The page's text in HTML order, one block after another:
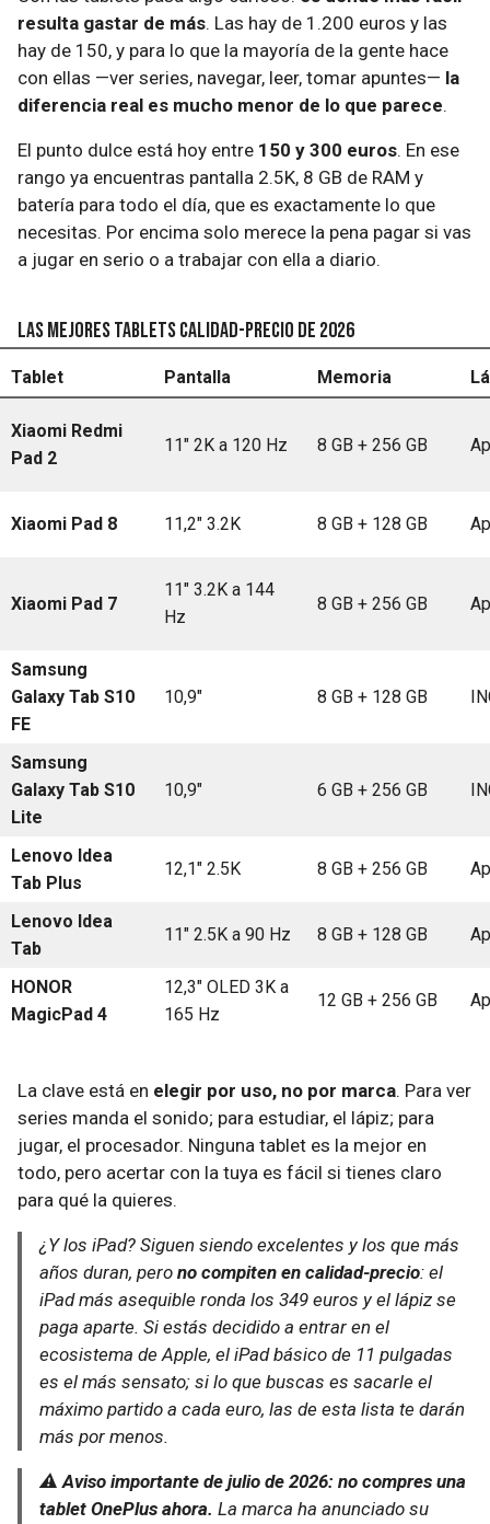
resulta gastar de más. Las hay de 1.200 euros y las
hay de 150, y para lo que la mayoría de la gente hace
con ellas —ver series, navegar, leer, tomar apuntes— la
diferencia real es mucho menor de lo que parece.
El punto dulce está hoy entre 150 y 300 euros. En ese
rango ya encuentras pantalla 2.5K, 8 GB de RAM y
batería para todo el día, que es exactamente lo que
necesitas. Por encima solo merece la pena pagar si vas
a jugar en serio o a trabajar con ella a diario.
Las mejores tablets calidad-precio de 2026
Tablet Pantalla Memoria
Xiaomi Redmi
Pad 2
11" 2K a 120 Hz 8 GB + 256 GB
Xiaomi Pad 8 11,2" 3.2K 8 GB + 128 GB
Xiaomi Pad 7
11" 3.2K a 144
Hz
8 GB + 256 GB
Samsung
Galaxy Tab S10
FE
10,9" 8 GB + 128 GB
Samsung
Galaxy Tab S10
Lite
10,9" 6 GB + 256 GB
Lenovo Idea
Tab Plus
12,1" 2.5K 8 GB + 256 GB
Lenovo Idea
Tab
11" 2.5K a 90 Hz 8 GB + 128 GB
HONOR
MagicPad 4
12,3" OLED 3K a
165 Hz
12 GB + 256 GB
La clave está en elegir por uso, no por marca. Para ver
series manda el sonido; para estudiar, el lápiz; para
jugar, el procesador. Ninguna tablet es la mejor en
todo, pero acertar con la tuya es fácil si tienes claro
para qué la quieres.
¿Y los iPad? Siguen siendo excelentes y los que más
años duran, pero no compiten en calidad-precio: el
iPad más asequible ronda los 349 euros y el lápiz se
paga aparte. Si estás decidido a entrar en el
ecosistema de Apple, el iPad básico de 11 pulgadas
es el más sensato; si lo que buscas es sacarle el
máximo partido a cada euro, las de esta lista te darán
más por menos.
⚠️Aviso importante de julio de 2026: no compres una
tablet OnePlus ahora. La marca ha anunciado su